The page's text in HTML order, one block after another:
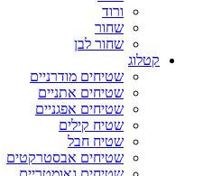
ורוד
שחור
שחור לבן
קטלוג
שטיחים מודרניים
שטיחים אתניים
שטיחים אפגניים
שטיח קילים
שטיח חבל
שטיחים אבסטרקטים